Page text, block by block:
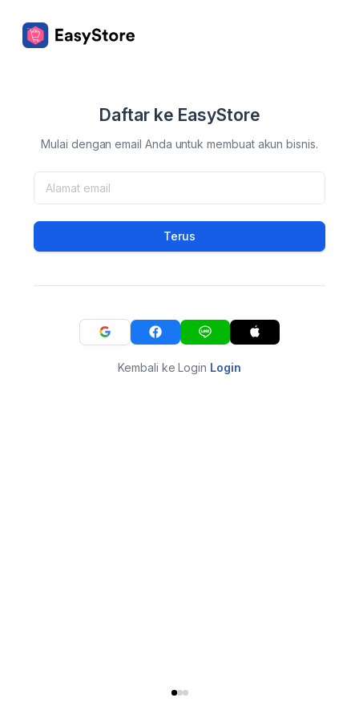
Daftar ke EasyStore
Mulai dengan email Anda untuk membuat akun bisnis.
Terus
Kembali ke Login Login